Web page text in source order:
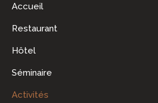
Accueil
Restaurant
Hôtel
Séminaire
Activités